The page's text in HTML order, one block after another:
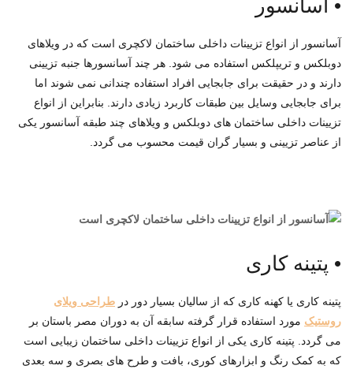
• آسانسور
آسانسور از انواع تزیینات داخلی ساختمان لاکچری است که در ویلاهای
دوبلکس و تریپلکس استفاده می شود. هر چند آسانسورها جنبه تزیینی
دارند و در حقیقت برای جابجایی افراد استفاده چندانی نمی شوند اما
برای جابجایی وسایل بین طبقات کاربرد زیادی دارند. بنابراین از انواع
تزیینات داخلی ساختمان های دوبلکس و ویلاهای چند طبقه آسانسور یکی
از عناصر تزیینی و بسیار گران قیمت محسوب می گردد.
• پتینه کاری
پتینه کاری یا کهنه کاری که از سالیان بسیار دور در طراحی ویلای
روستیک مورد استفاده قرار گرفته سابقه آن به دوران مصر باستان بر
می گردد. پتینه کاری یکی از انواع تزیینات داخلی ساختمان زیبایی است
که به کمک رنگ و ابزارهای کوری، بافت و طرح های بصری و سه بعدی